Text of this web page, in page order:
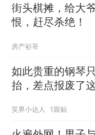
街头棋摊，给大
恨，赶尽杀绝！
房产衫哥
如此贵重的钢琴
抬，差点报废了
了
笑界小达人 1跟贴